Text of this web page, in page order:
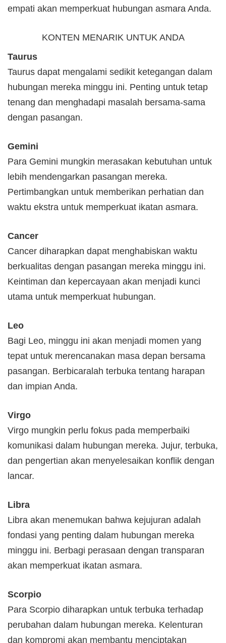
empati akan memperkuat hubungan asmara Anda.
KONTEN MENARIK UNTUK ANDA
Taurus
Taurus dapat mengalami sedikit ketegangan dalam
hubungan mereka minggu ini. Penting untuk tetap
tenang dan menghadapi masalah bersama-sama
dengan pasangan.
Gemini
Para Gemini mungkin merasakan kebutuhan untuk
lebih mendengarkan pasangan mereka.
Pertimbangkan untuk memberikan perhatian dan
waktu ekstra untuk memperkuat ikatan asmara.
Cancer
Cancer diharapkan dapat menghabiskan waktu
berkualitas dengan pasangan mereka minggu ini.
Keintiman dan kepercayaan akan menjadi kunci
utama untuk memperkuat hubungan.
Leo
Bagi Leo, minggu ini akan menjadi momen yang
tepat untuk merencanakan masa depan bersama
pasangan. Berbicaralah terbuka tentang harapan
dan impian Anda.
Virgo
Virgo mungkin perlu fokus pada memperbaiki
komunikasi dalam hubungan mereka. Jujur, terbuka,
dan pengertian akan menyelesaikan konflik dengan
lancar.
Libra
Libra akan menemukan bahwa kejujuran adalah
fondasi yang penting dalam hubungan mereka
minggu ini. Berbagi perasaan dengan transparan
akan memperkuat ikatan asmara.
Scorpio
Para Scorpio diharapkan untuk terbuka terhadap
perubahan dalam hubungan mereka. Kelenturan
dan kompromi akan membantu menciptakan